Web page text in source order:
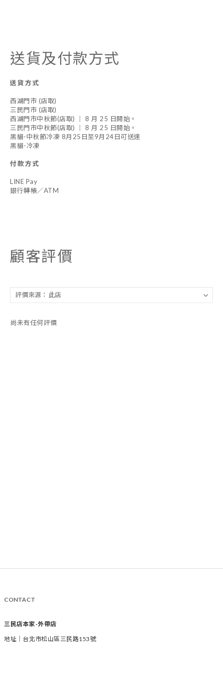
送貨及付款方式
送貨方式
西湖門市 (店取)
三民門市 (店取)
西湖門市中秋節(店取) ｜ 8 月 25 日開始。
三民門市中秋節(店取) ｜ 8 月 25 日開始。
黑貓-中秋節冷凍 8月25日至9月24日可送達
黑貓-冷凍
付款方式
LINE Pay
銀行轉帳／ATM
顧客評價
尚未有任何評價
CONTACT
三民店本家-外帶店
地址｜台北市松山區三民路153號